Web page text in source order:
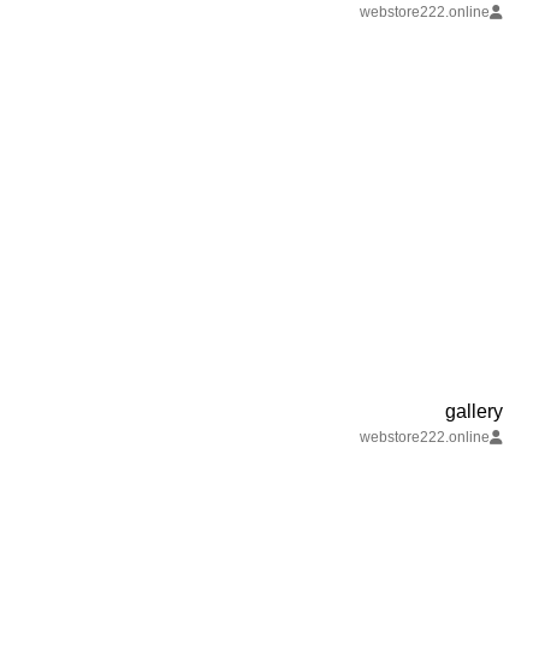
webstore222.online
gallery
webstore222.online